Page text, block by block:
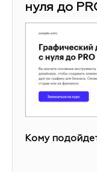
нуля до
Кому